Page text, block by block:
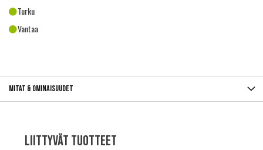
Turku
Vantaa
Mitat & ominaisuudet
Liittyvät tuotteet